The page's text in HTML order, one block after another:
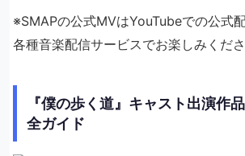
※SMAPの公式MVはYouTubeでの公式
各種音楽配信サービスでお楽しみくださ
『僕の歩く道』キャスト出演作
全ガイド